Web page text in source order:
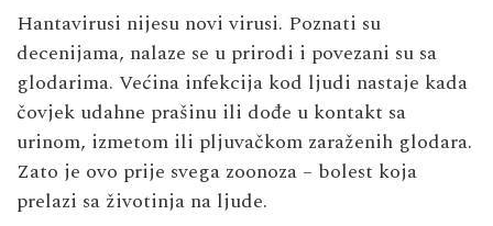
Hantavirusi nijesu novi virusi. Poznati su
decenijama, nalaze se u prirodi i povezani su sa
glodarima. Većina infekcija kod ljudi nastaje kada
čovjek udahne prašinu ili dođe u kontakt sa
urinom, izmetom ili pljuvačkom zaraženih glodara.
Zato je ovo prije svega zoonoza – bolest koja
prelazi sa životinja na ljude.